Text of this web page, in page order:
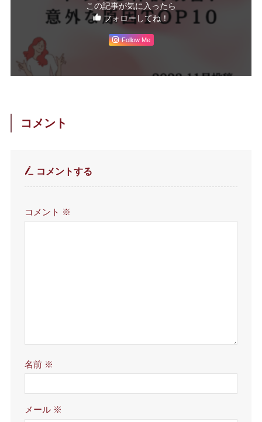
この記事が気に入ったら
フォローしてね！
Follow Me
コメント
コメントする
コメント ※
名前 ※
メール ※